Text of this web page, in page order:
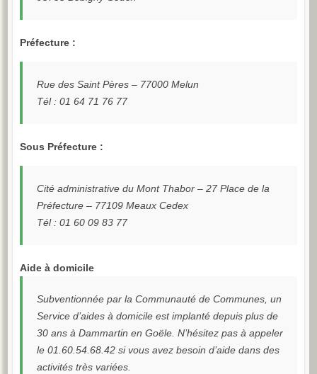
Préfecture :
Rue des Saint Pères – 77000 Melun
Tél : 01 64 71 76 77
Sous Préfecture :
Cité administrative du Mont Thabor – 27 Place de la
Préfecture – 77109 Meaux Cedex
Tél : 01 60 09 83 77
Aide à domicile
Subventionnée par la Communauté de Communes, un
Service d’aides à domicile est implanté depuis plus de
30 ans à Dammartin en Goële. N’hésitez pas à appeler
le 01.60.54.68.42 si vous avez besoin d’aide dans des
activités très variées.